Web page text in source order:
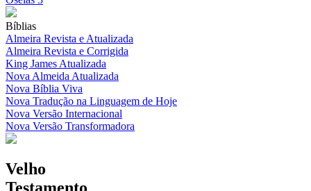
Bíblias
Almeira Revista e Atualizada
Almeira Revista e Corrigida
King James Atualizada
Nova Almeida Atualizada
Nova Bíblia Viva
Nova Tradução na Linguagem de Hoje
Nova Versão Internacional
Nova Versão Transformadora
Velho